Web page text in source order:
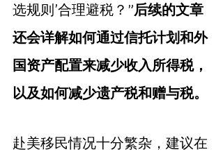
选规则’合理避税？”后续的文章
还会详解如何通过信托计划和外
国资产配置来减少收入所得税，
以及如何减少遗产税和赠与税。
赴美移民情况十分繁杂，建议在